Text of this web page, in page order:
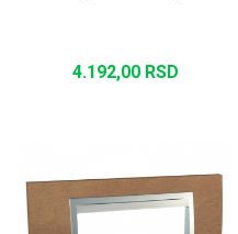
4.192,00 RSD